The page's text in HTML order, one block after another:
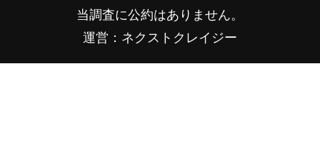
当調査に公約はありません。
運営：ネクストクレイジー